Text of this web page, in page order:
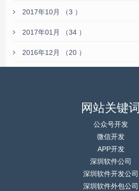
2017年10月 （3 ）
2017年01月 （34 ）
2016年12月 （20 ）
网站关键词
公众号开发
微信开发
APP开发
深圳软件公司
深圳软件开发公司
深圳软件外包公司